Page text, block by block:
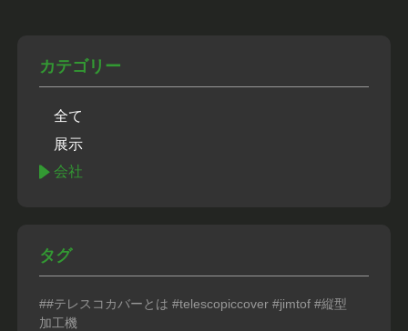
カテゴリー
全て
展示
会社
タグ
##テレスコカバーとは #telescopiccover #jimtof #縦型
加工機